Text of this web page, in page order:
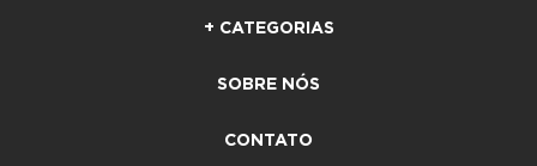
+ CATEGORIAS
SOBRE NÓS
CONTATO